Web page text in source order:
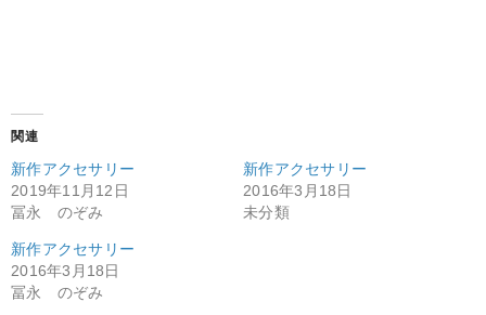
関連
新作アクセサリー
2019年11月12日
冨永 のぞみ
新作アクセサリー
2016年3月18日
未分類
新作アクセサリー
2016年3月18日
冨永 のぞみ